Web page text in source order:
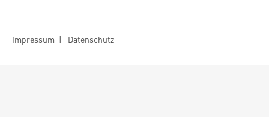
Impressum | Datenschutz